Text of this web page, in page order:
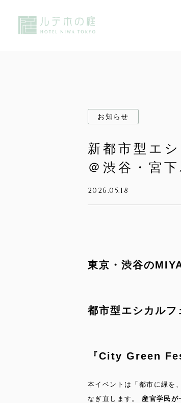
お知らせ
新都市型エ
＠渋谷・宮
2026.05.18
東京・渋谷の
都市型エシカルフ
『City Green
本イベントは「都市に緑を
なぎ直します。 産官学民が